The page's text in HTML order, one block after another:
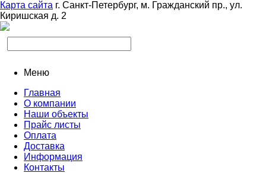
Карта сайта г. Санкт-Петербург, м. Гражданский пр., ул.
Киришская д. 2
Меню
Главная
О компании
Наши объекты
Прайс листы
Оплата
Доставка
Информация
Контакты